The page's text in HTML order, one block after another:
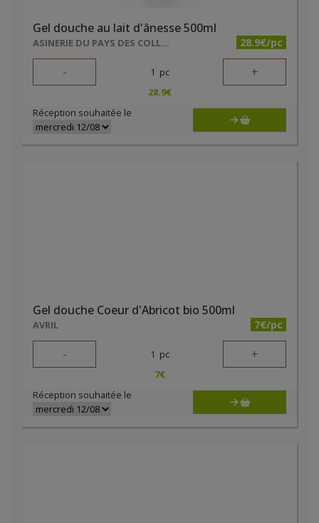
Gel douche au lait d'ânesse 500ml
ASINERIE DU PAYS DES COLLINES SRL 28.9€/pc
- 1 pc +
28.9€
Réception souhaitée le
Gel douche Coeur d'Abricot bio 500ml
AVRIL 7€/pc
- 1 pc +
7€
Réception souhaitée le